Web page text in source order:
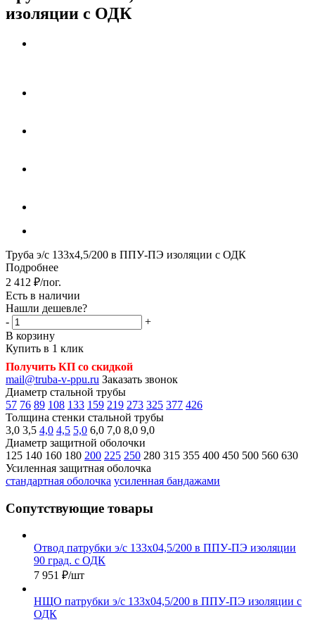
изоляции с ОДК
Труба э/с 133х4,5/200 в ППУ-ПЭ изоляции с ОДК
Подробнее
2 412 ₽/пог.
Есть в наличии
Нашли дешевле?
-
+
В корзину
Купить в 1 клик
Получить КП со скидкой
mail@truba-v-ppu.ru Заказать звонок
Диаметр стальной трубы
57 76 89 108 133 159 219 273 325 377 426
Толщина стенки стальной трубы
3,0 3,5 4,0 4,5 5,0 6,0 7,0 8,0 9,0
Диаметр защитной оболочки
125 140 160 180 200 225 250 280 315 355 400 450 500 560 630
Усиленная защитная оболочка
стандартная оболочка усиленная бандажами
Сопутствующие товары
Отвод патрубки э/с 133х04,5/200 в ППУ-ПЭ изоляции
90 град. с ОДК
7 951 ₽/шт
НЩО патрубки э/с 133х04,5/200 в ППУ-ПЭ изоляции с
ОДК